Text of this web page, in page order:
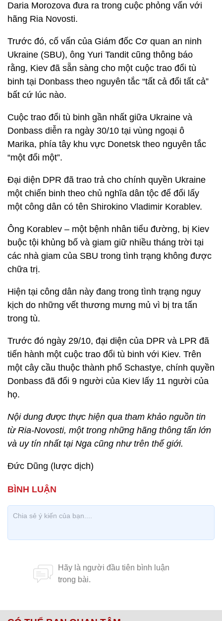
Daria Morozova đưa ra trong cuộc phỏng vấn với
hãng Ria Novosti.
Trước đó, cố vấn của Giám đốc Cơ quan an ninh
Ukraine (SBU), ông Yuri Tandit cũng thông báo
rằng, Kiev đã sẵn sàng cho một cuộc trao đổi tù
binh tại Donbass theo nguyên tắc “tất cả đổi tất cả”
bất cứ lúc nào.
Cuộc trao đổi tù binh gần nhất giữa Ukraine và
Donbass diễn ra ngày 30/10 tại vùng ngoại ô
Marika, phía tây khu vực Donetsk theo nguyên tắc
“một đổi một”.
Đại diện DPR đã trao trả cho chính quyền Ukraine
một chiến binh theo chủ nghĩa dân tộc để đổi lấy
một công dân có tên Shirokino Vladimir Korablev.
Ông Korablev – một bệnh nhân tiểu đường, bị Kiev
buộc tội khủng bố và giam giữ nhiều tháng trời tại
các nhà giam của SBU trong tình trạng không được
chữa trị.
Hiện tại công dân này đang trong tình trạng nguy
kịch do những vết thương mưng mủ vì bị tra tấn
trong tù.
Trước đó ngày 29/10, đại diện của DPR và LPR đã
tiến hành một cuộc trao đổi tù binh với Kiev. Trên
một cây cầu thuộc thành phổ Schastye, chính quyền
Donbass đã đổi 9 người của Kiev lấy 11 người của
họ.
Nội dung được thực hiện qua tham khảo nguồn tin
từ Ria-Novosti, một trong những hãng thông tấn lớn
và uy tín nhất tại Nga cũng như trên thế giới.
Đức Dũng (lược dịch)